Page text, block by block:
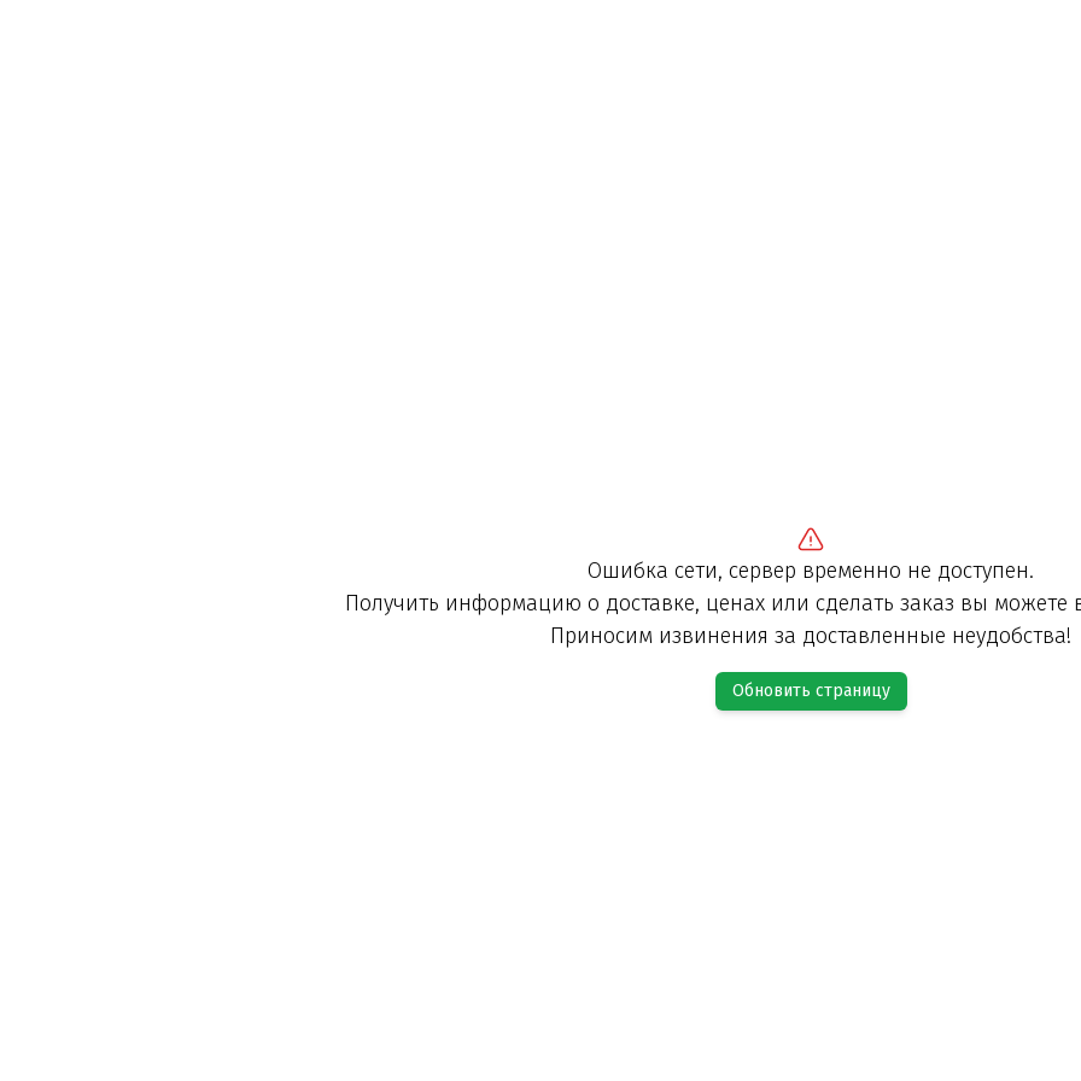
Ошибка сети, сервер временно не доступен.
Получить информацию о доставке, ценах или сделать заказ вы можете
Приносим извинения за доставленные неудобства!
Обновить страницу